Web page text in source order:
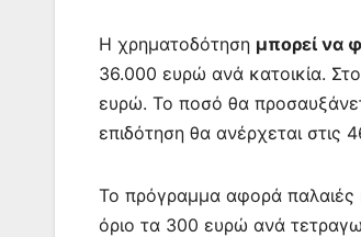
Η χρηματοδότηση μπορεί να
36.000 ευρώ ανά κατοικία.
ευρώ. Το ποσό θα
επιδότηση θα ανέρχεται στις
Το πρόγραμμα αφορά παλαιές
όριο τα 300 ευρώ ανά